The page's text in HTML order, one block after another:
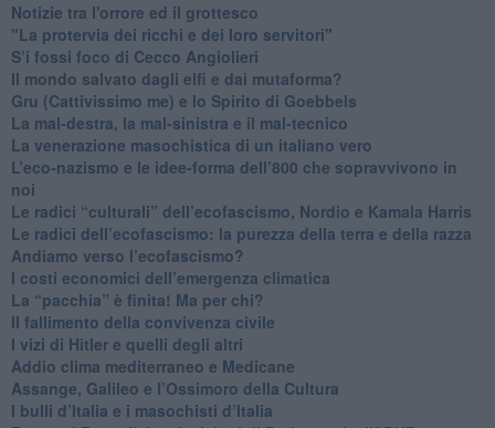
Notizie tra l'orrore ed il grottesco
"La protervia dei ricchi e dei loro servitori"
S’i fossi foco di Cecco Angiolieri
​Il mondo salvato dagli elfi e dai mutaforma?
Gru (Cattivissimo me) e lo Spirito di Goebbels
​La mal-destra, la mal-sinistra e il mal-tecnico
​La venerazione masochistica di un italiano vero
​L’eco-nazismo e le idee-forma dell’800 che sopravvivono in
noi
​Le radici “culturali” dell’ecofascismo, Nordio e Kamala Harris
Le radici dell’ecofascismo: la purezza della terra e della razza
Andiamo verso l’ecofascismo?
I costi economici dell’emergenza climatica
​La “pacchia” è finita! Ma per chi?
​Il fallimento della convivenza civile
​I vizi di Hitler e quelli degli altri
Addio clima mediterraneo e Medicane
​Assange, Galileo e l’Ossimoro della Cultura
​I bulli d’Italia e i masochisti d’Italia